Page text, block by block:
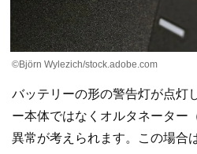
©Björn Wylezich/stock.adobe.com
バッテリーの形の警告灯が点灯
ー本体ではなくオルタネーター
異常が考えられます。この場合